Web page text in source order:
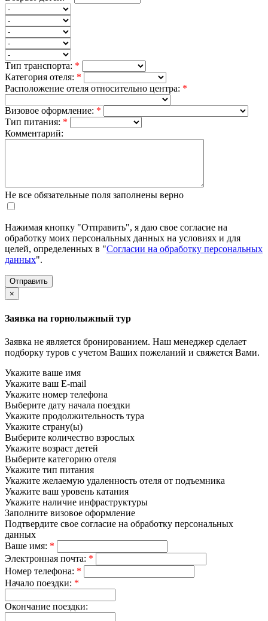
Тип транспорта: *
Категория отеля: *
Расположение отеля относительно центра: *
Визовое оформление: *
Тип питания: *
Комментарий:
Не все обязательные поля заполнены верно
Нажимая кнопку "Отправить", я даю свое согласие на
обработку моих персональных данных на условиях и для
целей, определенных в "Согласии на обработку персональных
данных".
×
Заявка на горнолыжный тур
Заявка не является бронированием. Наш менеджер сделает
подборку туров с учетом Ваших пожеланий и свяжется Вами.
Укажите ваше имя
Укажите ваш E-mail
Укажите номер телефона
Выберите дату начала поездки
Укажите продолжительность тура
Укажите страну(ы)
Выберите количество взрослых
Укажите возраст детей
Выберите категорию отеля
Укажите тип питания
Укажите желаемую удаленность отеля от подъемника
Укажите ваш уровень катания
Укажите наличие инфраструктуры
Заполните визовое оформление
Подтвердите свое согласие на обработку персональных
данных
Ваше имя: *
Электронная почта: *
Номер телефона: *
Начало поездки: *
Окончание поездки: